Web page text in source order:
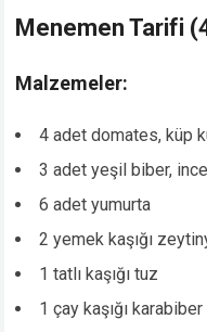
Menemen Tarifi
Malzemeler:
4 adet domates, küp
3 adet yeşil biber,
6 adet yumurta
2 yemek kaşığı
1 tatlı kaşığı tuz
1 çay kaşığı karabiber